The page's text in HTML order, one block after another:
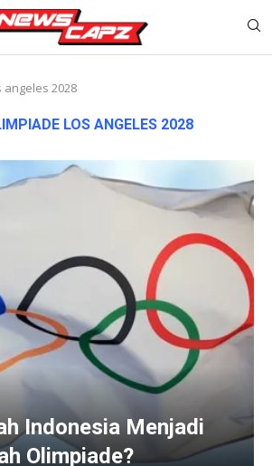
2028
LOS ANGELES 2028
Indonesia Menjadi
Olimpiade?